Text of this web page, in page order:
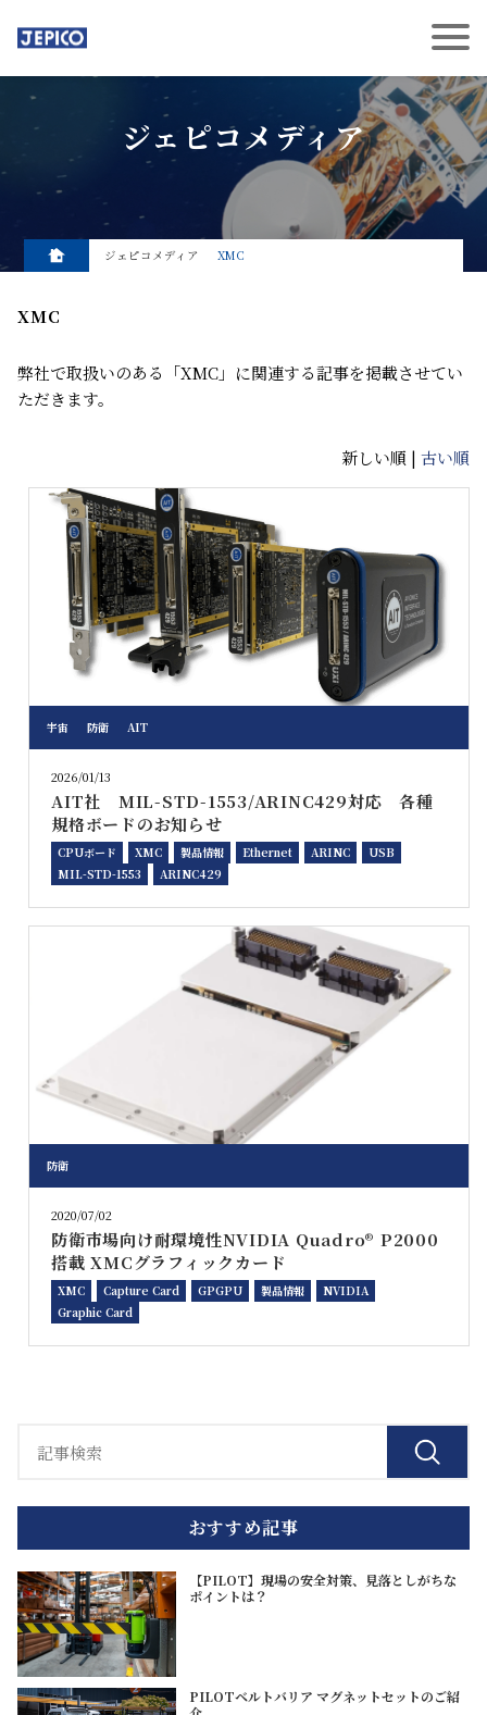
ジェピコメディア
ジェピコメディア XMC
XMC
弊社で取扱いのある「XMC」に関連する記事を掲載させてい
ただきます。
新しい順 | 古い順
宇宙 防衛 AIT
2026/01/13
AIT社 MIL-STD-1553/ARINC429対応 各種
規格ボードのお知らせ
CPUボード XMC 製品情報 Ethernet ARINC
USB
MIL-STD-1553
ARINC429
防衛
2020/07/02
防衛市場向け耐環境性NVIDIA Quadro® P2000
搭載 XMCグラフィックカード
XMC Capture Card GPGPU 製品情報
NVIDIA
Graphic Card
おすすめ記事
【PILOT】現場の安全対策、見落としがちな
ポイントは？
PILOTベルトバリア マグネットセットのご紹